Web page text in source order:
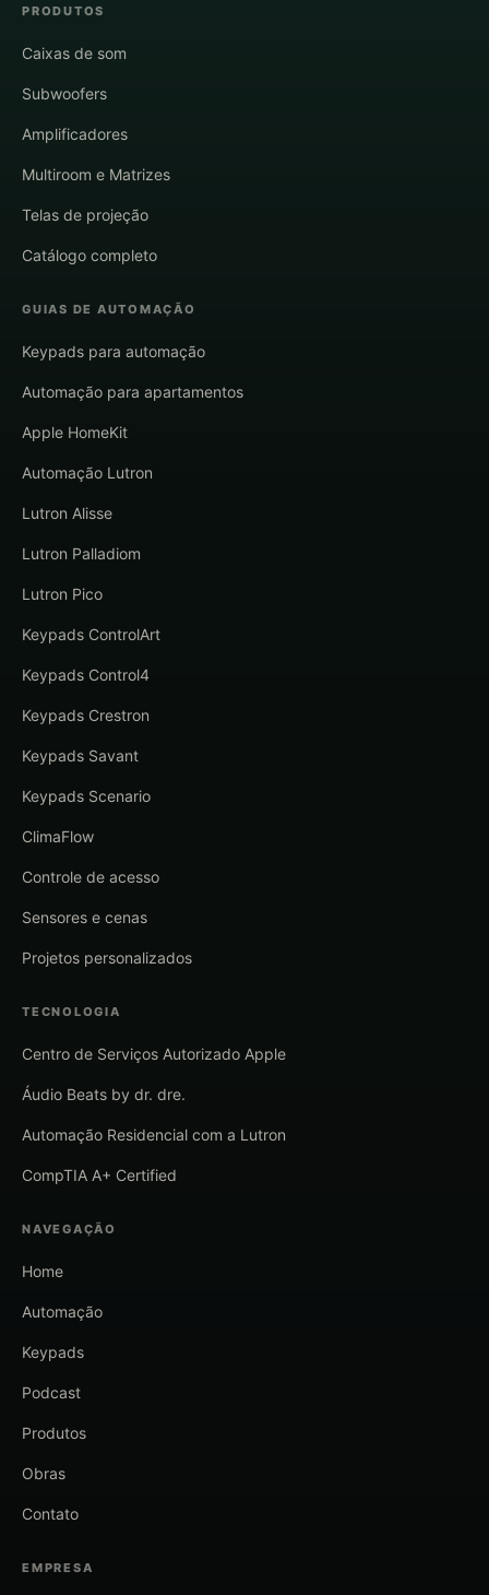
PRODUTOS
Caixas de som
Subwoofers
Amplificadores
Multiroom e Matrizes
Telas de projeção
Catálogo completo
GUIAS DE AUTOMAÇÃO
Keypads para automação
Automação para apartamentos
Apple HomeKit
Automação Lutron
Lutron Alisse
Lutron Palladiom
Lutron Pico
Keypads ControlArt
Keypads Control4
Keypads Crestron
Keypads Savant
Keypads Scenario
ClimaFlow
Controle de acesso
Sensores e cenas
Projetos personalizados
TECNOLOGIA
Centro de Serviços Autorizado Apple
Áudio Beats by dr. dre.
Automação Residencial com a Lutron
CompTIA A+ Certified
NAVEGAÇÃO
Home
Automação
Keypads
Podcast
Produtos
Obras
Contato
EMPRESA